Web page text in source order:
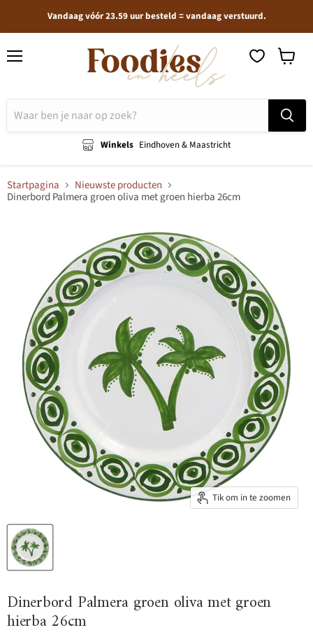
Vandaag vóór 23.59 uur besteld = vandaag verstuurd.
Winkels Eindhoven & Maastricht
Startpagina
Nieuwste producten
Dinerbord Palmera groen oliva met groen hierba 26cm
Tik om in te zoomen
Dinerbord Palmera groen oliva met groen
hierba 26cm